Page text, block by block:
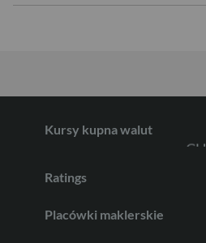
Kursy kupna walut
Ratings
Placówki maklerskie